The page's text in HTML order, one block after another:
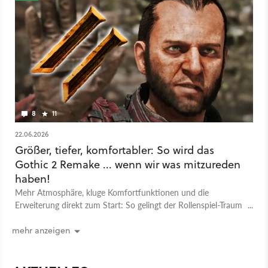
8 11
22.06.2026
Größer, tiefer, komfortabler: So wird das
Gothic 2 Remake ... wenn wir was mitzureden
haben!
Mehr Atmosphäre, kluge Komfortfunktionen und die
Erweiterung direkt zum Start: So gelingt der Rollenspiel-Traum
mehr anzeigen